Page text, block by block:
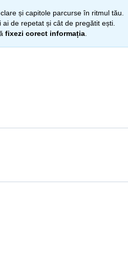
clare și capitole parcurse în ritmul tău.
de repetat și cât de pregătit ești.
fixezi corect informația